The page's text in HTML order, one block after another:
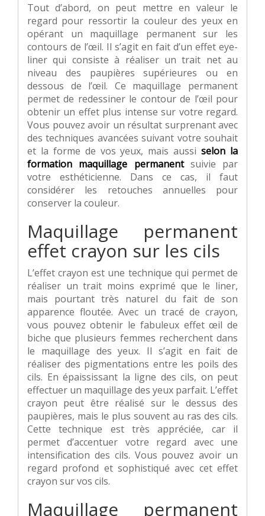
Tout d’abord, on peut mettre en valeur le
regard pour ressortir la couleur des yeux en
opérant un maquillage permanent sur les
contours de l’œil. Il s’agit en fait d’un effet eye-
liner qui consiste à réaliser un trait net au
niveau des paupières supérieures ou en
dessous de l’œil. Ce maquillage permanent
permet de redessiner le contour de l’œil pour
obtenir un effet plus intense sur votre regard.
Vous pouvez avoir un résultat surprenant avec
des techniques avancées suivant votre souhait
et la forme de vos yeux, mais aussiselon la
formation maquillage permanentsuivie par
votre esthéticienne. Dans ce cas, il faut
considérer les retouches annuelles pour
conserver la couleur.
Maquillage permanent
effet crayon sur les cils
L’effet crayon est une technique qui permet de
réaliser un trait moins exprimé que le liner,
mais pourtant très naturel du fait de son
apparence floutée. Avec un tracé de crayon,
vous pouvez obtenir le fabuleux effet œil de
biche que plusieurs femmes recherchent dans
le maquillage des yeux. Il s’agit en fait de
réaliser des pigmentations entre les poils des
cils. En épaississant la ligne des cils, on peut
effectuer un maquillage des yeux parfait. L’effet
crayon peut être réalisé sur le dessus des
paupières, mais le plus souvent au ras des cils.
Cette technique est très appréciée, car il
permet d’accentuer votre regard avec une
intensification des cils. Vous pouvez avoir un
regard profond et sophistiqué avec cet effet
crayon sur vos cils.
Maquillage permanent